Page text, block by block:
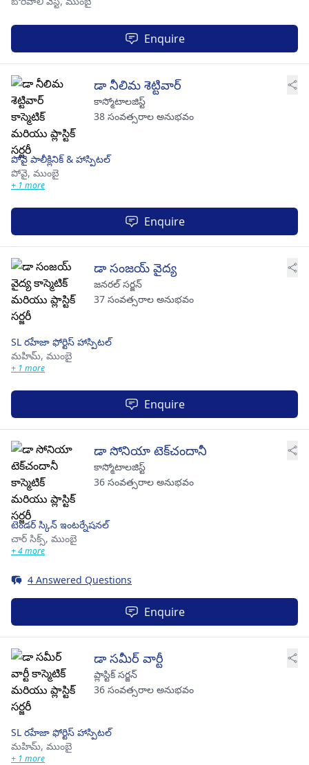
Enquire
డా నీలిమ శెట్టివార్
కాస్మోటాలజిస్ట్
38 సంవత్సరాల అనుభవం
పోవై పాలీక్లినిక్ & హాస్పిటల్
పోవై, ముంబై
+ 1 more
Enquire
డా సంజయ్ వైద్య
జనరల్ సర్జన్
37 సంవత్సరాల అనుభవం
SL రహేజా ఫోర్టిస్ హాస్పిటల్
మహిమ్, ముంబై
+ 1 more
Enquire
డా సోనియా టెక్‌చందానీ
కాస్మోటాలజిస్ట్
36 సంవత్సరాల అనుభవం
టెండర్ స్కిన్ ఇంటర్నేషనల్
చార్ సిక్స్, ముంబై
+ 4 more
4 Answered Questions
Enquire
డా సమీర్ వార్టీ
ప్లాస్టిక్ సర్జన్
36 సంవత్సరాల అనుభవం
SL రహేజా ఫోర్టిస్ హాస్పిటల్
మహిమ్, ముంబై
+ 1 more